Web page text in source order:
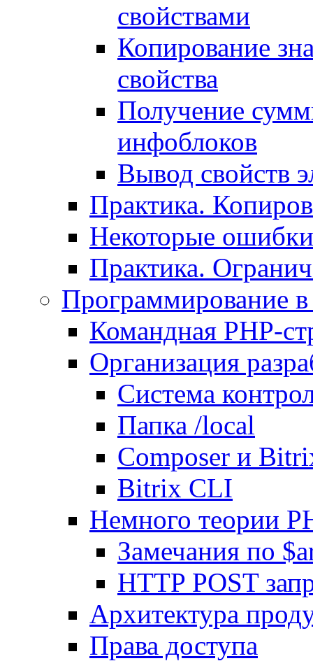
свойствами
Копирование
свойства
Получение
инфоблоков
Вывод свойств
Практика.
Некоторые
Практика.
Программирование
Командная PHP-
Организация
Система
Папка /local
Composer и
Bitrix CLI
Немного теории
Замечания по
HTTP POST
Архитектура
Права доступа